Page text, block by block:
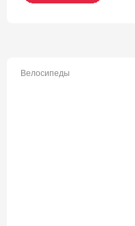
Велосипеды